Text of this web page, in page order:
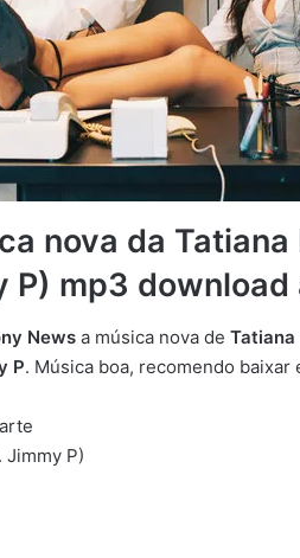
nova da
P) mp3
News a música nova de
P. Música boa, recomendo baixar
Jimmy P)